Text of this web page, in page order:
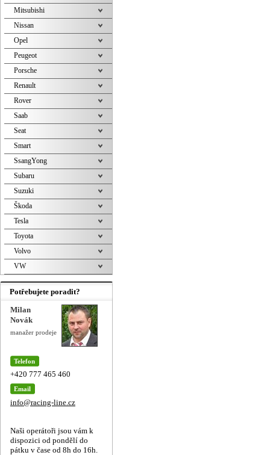
Mitsubishi
Nissan
Opel
Peugeot
Porsche
Renault
Rover
Saab
Seat
Smart
SsangYong
Subaru
Suzuki
Škoda
Tesla
Toyota
Volvo
VW
Potřebujete poradit?
Milan
Novák
manažer prodeje
Telefon
+420 777 465 460
Email
info@racing-line.cz
Naši operátoři jsou vám k
dispozici od pondělí do
pátku v čase od 8h do 16h.